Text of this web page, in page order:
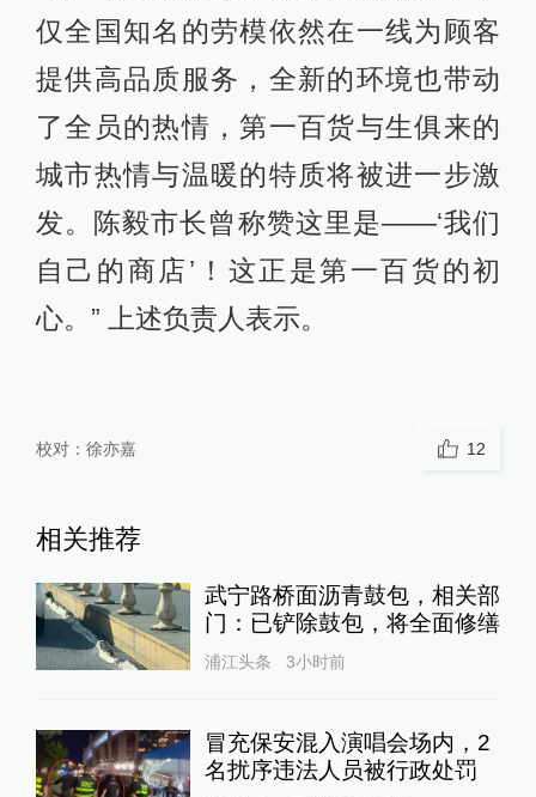
仅全国知名的劳模依然在一线为顾客
提供高品质服务，全新的环境也带动
了全员的热情，第一百货与生俱来的
城市热情与温暖的特质将被进一步激
发。陈毅市长曾称赞这里是——‘我们
自己的商店’！这正是第一百货的初
心。” 上述负责人表示。
校对： 徐亦嘉 12
相关推荐
武宁路桥面沥青鼓包，相关部
门：已铲除鼓包，将全面修缮
浦江头条 3小时前
冒充保安混入演唱会场内，2
名扰序违法人员被行政处罚